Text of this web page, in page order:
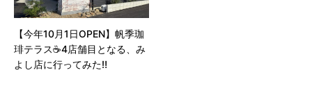
【今年10月1日OPEN】帆季珈
琲テラス☕️4店舗目となる、み
よし店に行ってみた‼️